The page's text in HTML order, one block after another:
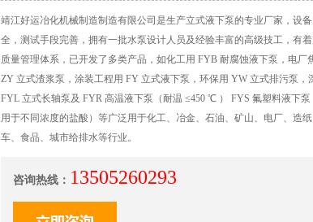
靖江好运冶化机械制造制造有限公司是生产立式液下泵的专业厂家，设
全，测试手段完善，拥有一批水泵设计人员及经验丰富的高级技工，有
质量管理体系，已开发了多类产品，如化工用 FYB 耐腐蚀液下泵，电厂
ZY 立式渣浆泵，涂装工程用 FY 立式液下泵，环保用 YW 立式排污泵，
FYL 立式长轴泵及 FYR 高温液下泵（耐温 ≤450 ℃ ） FYS 氟塑料液下泵
用于不同浓度的盐酸）等广泛用于化工、冶金、石油、矿山、电厂、造
车、食品、城市给排水等行业。
咨询热线： 13505260293